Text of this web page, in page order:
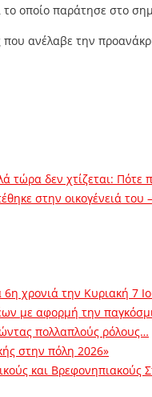
οποίο παράτησε στο
που ανέλαβε την
τώρα δεν χτίζεται: Πότε
στην οικογένειά του
χρονιά την Κυριακή 7
με αφορμή την
πολλαπλούς ρόλους…
στην πόλη 2026»
και Βρεφονηπιακούς